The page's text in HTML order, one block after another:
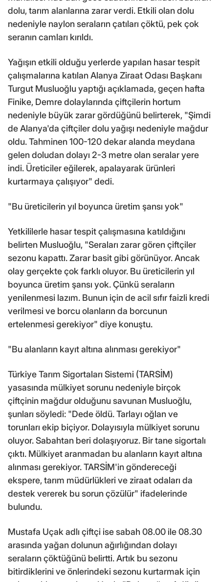
dolu, tarım alanlarına zarar verdi. Etkili olan dolu
nedeniyle naylon seraların çatıları çöktü, pek çok
seranın camları kırıldı.
Yağışın etkili olduğu yerlerde yapılan hasar tespit
çalışmalarına katılan Alanya Ziraat Odası Başkanı
Turgut Musluoğlu yaptığı açıklamada, geçen hafta
Finike, Demre dolaylarında çiftçilerin hortum
nedeniyle büyük zarar gördüğünü belirterek, "Şimdi
de Alanya'da çiftçiler dolu yağışı nedeniyle mağdur
oldu. Tahminen 100-120 dekar alanda meydana
gelen doludan dolayı 2-3 metre olan seralar yere
indi. Üreticiler eğilerek, apalayarak ürünleri
kurtarmaya çalışıyor" dedi.
"Bu üreticilerin yıl boyunca üretim şansı yok"
Yetkililerle hasar tespit çalışmasına katıldığını
belirten Musluoğlu, "Seraları zarar gören çiftçiler
sezonu kapattı. Zarar basit gibi görünüyor. Ancak
olay gerçekte çok farklı oluyor. Bu üreticilerin yıl
boyunca üretim şansı yok. Çünkü seraların
yenilenmesi lazım. Bunun için de acil sıfır faizli kredi
verilmesi ve borcu olanların da borcunun
ertelenmesi gerekiyor" diye konuştu.
"Bu alanların kayıt altına alınması gerekiyor"
Türkiye Tarım Sigortaları Sistemi (TARSİM)
yasasında mülkiyet sorunu nedeniyle birçok
çiftçinin mağdur olduğunu savunan Musluoğlu,
şunları söyledi: "Dede öldü. Tarlayı oğlan ve
torunları ekip biçiyor. Dolayısıyla mülkiyet sorunu
oluyor. Sabahtan beri dolaşıyoruz. Bir tane sigortalı
çıktı. Mülkiyet aranmadan bu alanların kayıt altına
alınması gerekiyor. TARSİM'in göndereceği
ekspere, tarım müdürlükleri ve ziraat odaları da
destek vererek bu sorun çözülür" ifadelerinde
bulundu.
Mustafa Uçak adlı çiftçi ise sabah 08.00 ile 08.30
arasında yağan dolunun ağırlığından dolayı
seraların çöktüğünü belirtti. Artık bu sezonu
bitirdiklerini ve önlerindeki sezonu kurtarmak için